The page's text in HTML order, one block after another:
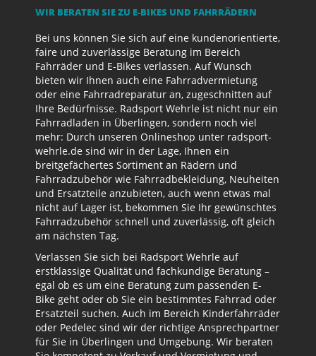
WIR BERATEN SIE ZU E-BIKES UND FAHRRÄDERN
Bei uns können Sie sich auf eine kundenorientierte,
faire und zuverlässige Beratung im Bereich
Fahrräder und E-Bikes verlassen. Auf Wunsch
bieten wir Ihnen auch eine Fahrradvermietung
oder eine Fahrradreparatur an, zugeschnitten auf
Ihre Bedürfnisse. Radsport Wehrle ist nicht nur ein
Fahrradladen in Überlingen, sondern noch viel
mehr: Durch unseren Onlineshop unter radsport-
wehrle.de sind wir in der Lage, Ihnen ein
breitgefächertes Sortiment an Rädern und
Fahrradzubehör wie Fahrradbekleidung, Neuheiten
und Ersatzteile anzubieten, auch wenn etwas mal
nicht auf Lager ist, bekommen Sie Ihr gewünschtes
Fahrradzubehör schnell und zuverlässig, oft gleich
am nächsten Tag.
Verlassen Sie sich bei Radsport Wehrle auf
erstklassige Qualität und fachkundige Beratung –
egal ob es um eine Beratung zum passenden E-
Bike geht oder ob Sie ein bestimmtes Fahrrad oder
Ersatzteil suchen. Auch im Bereich Kinderfahrräder
oder Pedelec sind wir der richtige Ansprechpartner
für Sie in Überlingen und Umgebung. Wir beraten